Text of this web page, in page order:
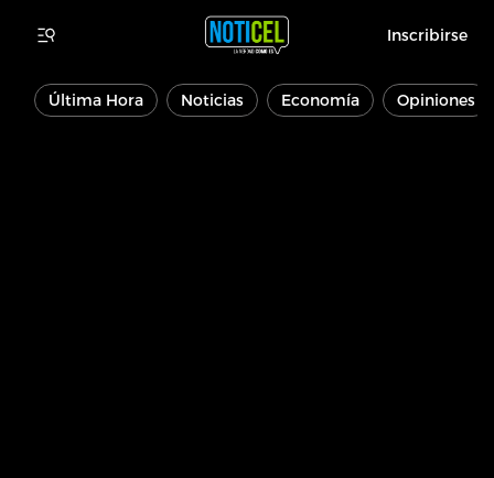
Inscribirse
Última Hora Noticias Economía Opiniones